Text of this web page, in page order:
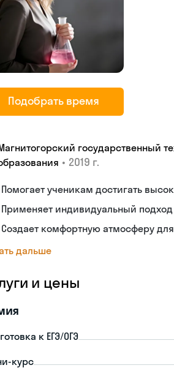
Подобрать время
государственный
• 2019 г.
Помогает ученикам достигать
Применяет индивидуальный
Создает комфортную атмосферу
дальше
и цены
к ЕГЭ/ОГЭ
курс